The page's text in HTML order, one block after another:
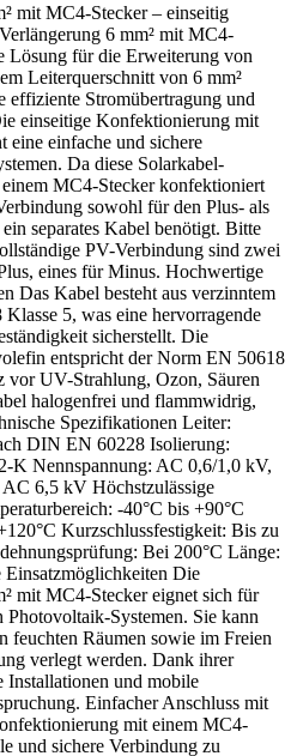
mit MC4-Stecker – einseitig
6 mm² mit MC4-
Lösung für die Erweiterung von
Leiterquerschnitt von 6 mm²
effiziente Stromübertragung und
einseitige Konfektionierung mit
eine einfache und sichere
Da diese Solarkabel-
MC4-Stecker konfektioniert
sowohl für den Plus- als
separates Kabel benötigt. Bitte
PV-Verbindung sind zwei
eines für Minus. Hochwertige
Das Kabel besteht aus verzinntem
5, was eine hervorragende
sicherstellt. Die
entspricht der Norm EN 50618
UV-Strahlung, Ozon, Säuren
halogenfrei und flammwidrig,
Spezifikationen Leiter:
DIN EN 60228 Isolierung:
K Nennspannung: AC 0,6/1,0 kV,
6,5 kV Höchstzulässige
-40°C bis +90°C
Kurzschlussfestigkeit: Bis zu
Bei 200°C Länge:
Die
mit MC4-Stecker eignet sich für
Systemen. Sie kann
feuchten Räumen sowie im Freien
verlegt werden. Dank ihrer
Installationen und mobile
Einfacher Anschluss mit
mit einem MC4-
und sichere Verbindung zu